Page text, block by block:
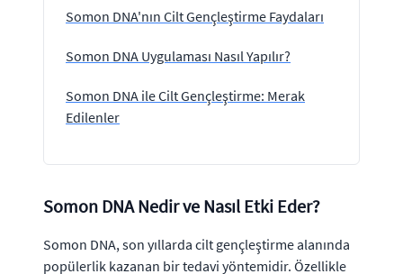
Somon DNA'nın Cilt Gençleştirme Faydaları
Somon DNA Uygulaması Nasıl Yapılır?
Somon DNA ile Cilt Gençleştirme: Merak
Edilenler
Somon DNA Nedir ve Nasıl Etki Eder?
Somon DNA, son yıllarda cilt gençleştirme alanında
popülerlik kazanan bir tedavi yöntemidir. Özellikle